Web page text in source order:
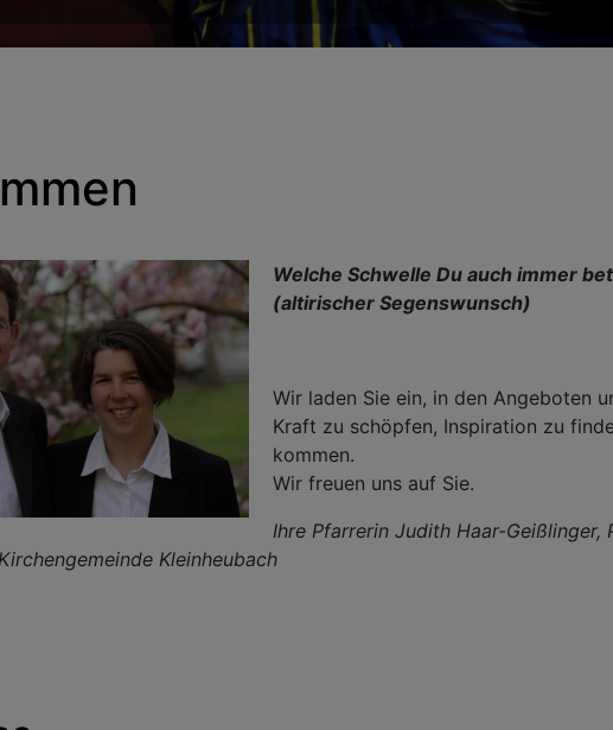
Welche Schwelle Du auch immer
(altirischer Segenswunsch)
Wir laden Sie ein, in den Angeboten
Kraft zu schöpfen, Inspiration zu
kommen.
Wir freuen uns auf Sie.
Ihre Pfarrerin Judith Haar-Geißlinger,
Kleinheubach